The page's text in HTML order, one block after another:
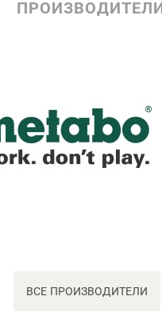
ВСЕ ПРОИЗВОДИТЕЛИ